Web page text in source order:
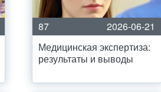
87
2026-06-21
Медицинская экспертиза:
результаты и выводы